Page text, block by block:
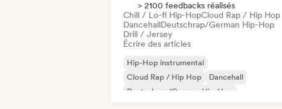
> 2100 feedbacks réalisés
Chill / Lo-fi Hip-HopCloud Rap / Hip Hop
DancehallDeutschrap/German Hip-Hop
Drill / Jersey
Écrire des articles
Hip-Hop instrumental
Cloud Rap / Hip Hop
Dancehall
Deutschrap/German Hip-Hop